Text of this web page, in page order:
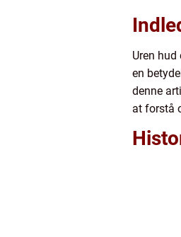
Uren
en
denne
at forstå